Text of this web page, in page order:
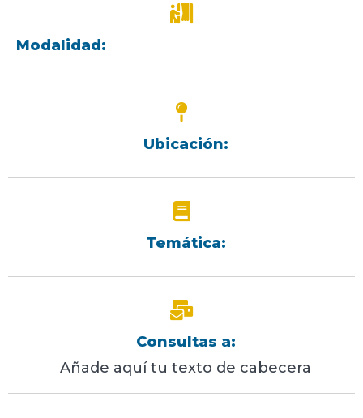
Modalidad:
Ubicación:
Temática:
Consultas a:
Añade aquí tu texto de cabecera